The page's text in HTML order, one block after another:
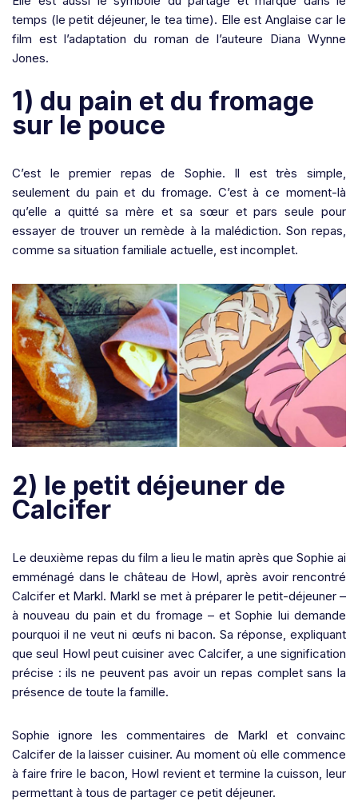
temps (le petit déjeuner, le tea time). Elle est Anglaise car le
film est l’adaptation du roman de l’auteure Diana Wynne
Jones.
1) du pain et du fromage
sur le pouce
C’est le premier repas de Sophie. Il est très simple,
seulement du pain et du fromage. C’est à ce moment-là
qu’elle a quitté sa mère et sa sœur et pars seule pour
essayer de trouver un remède à la malédiction. Son repas,
comme sa situation familiale actuelle, est incomplet.
2) le petit déjeuner de
Calcifer
Le deuxième repas du film a lieu le matin après que Sophie ai
emménagé dans le château de Howl, après avoir rencontré
Calcifer et Markl. Markl se met à préparer le petit-déjeuner –
à nouveau du pain et du fromage – et Sophie lui demande
pourquoi il ne veut ni œufs ni bacon. Sa réponse, expliquant
que seul Howl peut cuisiner avec Calcifer, a une signification
précise : ils ne peuvent pas avoir un repas complet sans la
présence de toute la famille.
Sophie ignore les commentaires de Markl et convainc
Calcifer de la laisser cuisiner. Au moment où elle commence
à faire frire le bacon, Howl revient et termine la cuisson, leur
permettant à tous de partager ce petit déjeuner.